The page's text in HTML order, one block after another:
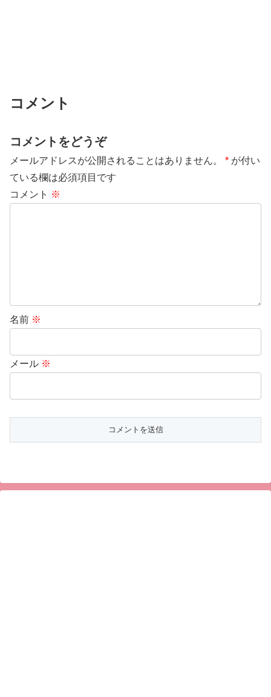
コメント
コメントをどうぞ
メールアドレスが公開されることはありません。 * が付い
ている欄は必須項目です
コメント ※
名前 ※
メール ※